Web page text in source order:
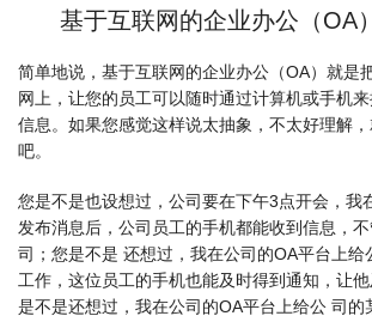
基于互联网的企业办公（OA
简单地说，基于互联网的企业办公（OA）就是
网上，让您的员工可以随时通过计算机或手机
信息。如果您感觉这样说太抽象，不太好理解
吧。
您是不是也设想过，公司要在下午3点开会，我
发布消息后，公司员工的手机都能收到信息，
司；您是不是 还想过，我在公司的OA平台上给
工作，这位员工的手机也能及时得到通知，让
是不是还想过，我在公司的OA平台上给公 司的